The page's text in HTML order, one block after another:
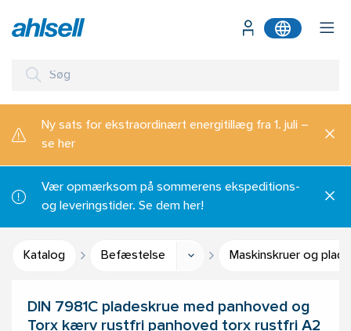
Ny sats for ekstraordinært energitillæg fra 1. juli –
se her
Vær opmærksom på sommerens ekspeditions-
og leveringstider. Se dem her!
Katalog Befæstelse Maskinskruer og
DIN 7981C pladeskrue med panhoved og
Torx kærv rustfri panhoved torx rustfri A2